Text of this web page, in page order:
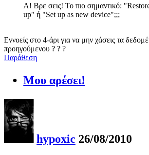
Α! Βρε σεις! Το πιο σημαντικό:
up" ή "Set up as new device";;;
Εννοείς στο 4-άρι για να μην χάσεις τα
προηγούμενου ? ? ?
Παράθεση
Μου αρέσει!
hypoxic 26/08/2010